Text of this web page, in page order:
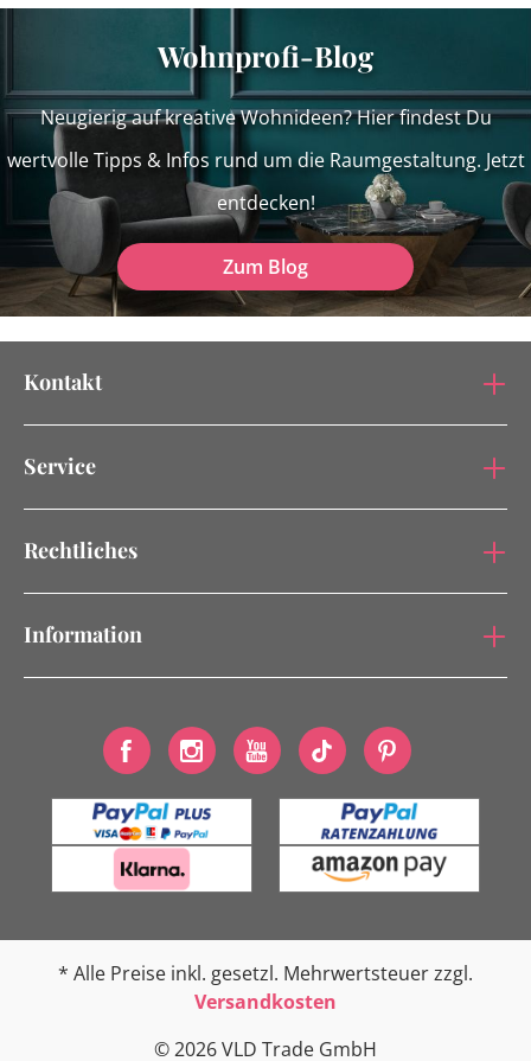
Wohnprofi-Blog
Neugierig auf kreative Wohnideen? Hier findest Du
wertvolle Tipps & Infos rund um die Raumgestaltung. Jetzt
entdecken!
Zum Blog
Kontakt
Service
Rechtliches
Information
* Alle Preise inkl. gesetzl. Mehrwertsteuer zzgl.
Versandkosten
© 2026 VLD Trade GmbH